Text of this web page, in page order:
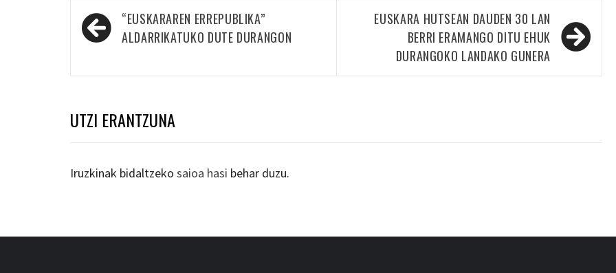
Bidalketetan
zehar
“EUSKARAREN ERREPUBLIKA”
ALDARRIKATUKO DUTE DURANGON
EUSKARA HUTSEAN DAUDEN 30 LAN
BERRI ERAMANGO DITU EHUK
DURANGOKO LANDAKO GUNERA
UTZI ERANTZUNA
Iruzkinak bidaltzeko saioa hasi behar duzu.